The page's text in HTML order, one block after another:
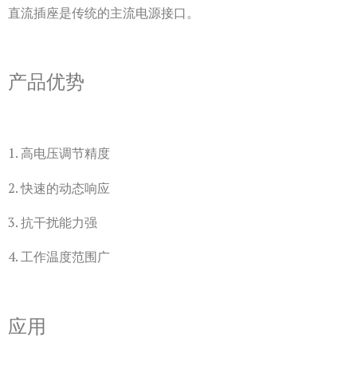
直流插座是传统的主流电源接口。
产品优势
1. 高电压调节精度
2. 快速的动态响应
3. 抗干扰能力强
4. 工作温度范围广
应用